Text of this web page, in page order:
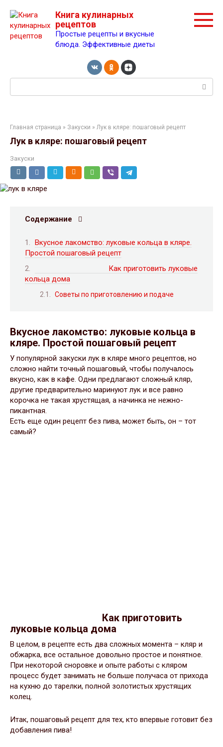
контенту
Книга кулинарных
рецептов
Простые рецепты и вкусные
блюда. Эффективные диеты
Главная страница » Закуски » Лук в кляре: пошаговый рецепт
Лук в кляре: пошаговый рецепт
Закуски
Содержание
Вкусное лакомство: луковые кольца в кляре.
Простой пошаговый рецепт
Как приготовить луковые
кольца дома
Советы по приготовлению и подаче
Вкусное лакомство: луковые кольца в
кляре. Простой пошаговый рецепт
У популярной закуски лук в кляре много рецептов, но
сложно найти точный пошаговый, чтобы получалось
вкусно, как в кафе. Одни предлагают сложный кляр,
другие предварительно маринуют лук и все равно
корочка не такая хрустящая, а начинка не нежно-
пикантная.
Есть еще один рецепт без пива, может быть, он – тот
самый?
Как приготовить
луковые кольца дома
В целом, в рецепте есть два сложных момента – кляр и
обжарка, все остальное довольно простое и понятное.
При некоторой сноровке и опыте работы с кляром
процесс будет занимать не больше получаса от прихода
на кухню до тарелки, полной золотистых хрустящих
колец.
Итак, пошаговый рецепт для тех, кто впервые готовит без
добавления пива!